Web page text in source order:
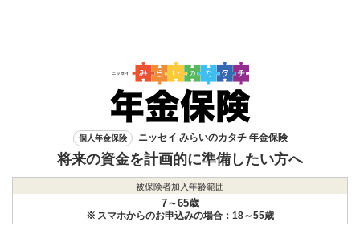
個人年金保険 ニッセイ みらいのカタチ 年金保険
将来の資金を計画的に準備したい方へ
被保険者加入年齢範囲
7～65歳
※ スマホからのお申込みの場合：18～55歳